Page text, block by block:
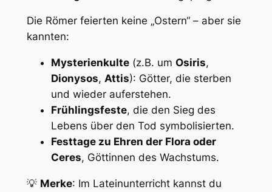
Die Römer feierten keine „Ostern“ – aber sie
kannten:
Mysterienkulte(z.B. um Osiris,
Dionysos, Attis): Götter, die sterben
und wieder auferstehen.
Frühlingsfeste, die den Sieg des
Lebens über den Tod symbolisierten.
Festtage zu Ehren der Flora oder
Ceres, Göttinnen des Wachstums.
💡 Merke: Im Lateinunterricht kannst du